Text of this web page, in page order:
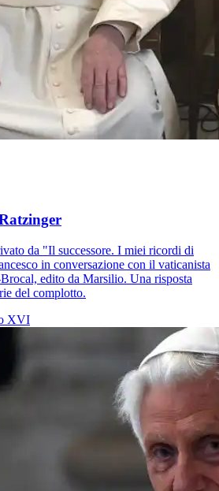
da "Il successore. I miei ricordi di
in conversazione con il vaticanista
edito da Marsilio. Una risposta
del complotto.
XVI